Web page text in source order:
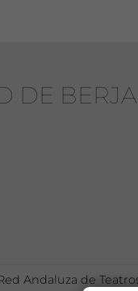
DE
Andaluza de